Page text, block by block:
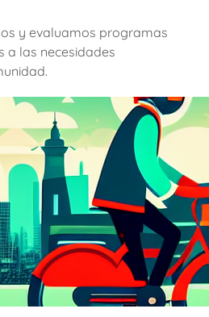
y evaluamos programas
a las necesidades